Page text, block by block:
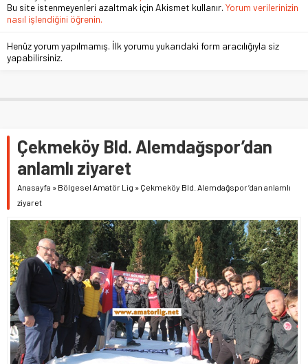
Bu site istenmeyenleri azaltmak için Akismet kullanır. Yorum verilerinizin
nasıl işlendiğini öğrenin.
Henüz yorum yapılmamış. İlk yorumu yukarıdaki form aracılığıyla siz
yapabilirsiniz.
Çekmeköy Bld. Alemdağspor’dan
anlamlı ziyaret
Anasayfa » Bölgesel Amatör Lig » Çekmeköy Bld. Alemdağspor’dan anlamlı
ziyaret